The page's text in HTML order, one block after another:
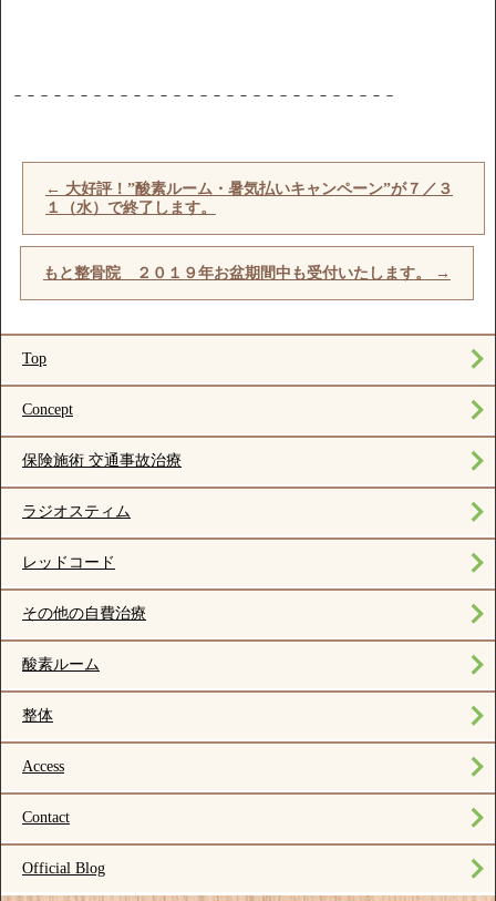
－－－－－－－－－－－－－－－－－－－－－－－－－－－－－
← 大好評！”酸素ルーム・暑気払いキャンペーン”が７／３
１（水）で終了します。
もと整骨院 ２０１９年お盆期間中も受付いたします。 →
Top
Concept
保険施術 交通事故治療
ラジオスティム
レッドコード
その他の自費治療
酸素ルーム
整体
Access
Contact
Official Blog